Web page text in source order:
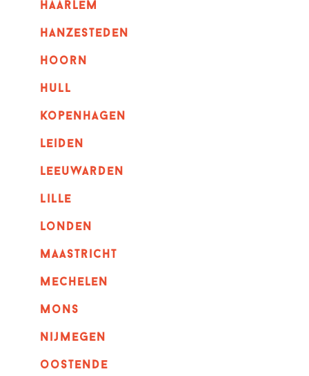
haarlem
hanzesteden
hoorn
hull
kopenhagen
leiden
leeuwarden
lille
londen
maastricht
mechelen
mons
nijmegen
oostende